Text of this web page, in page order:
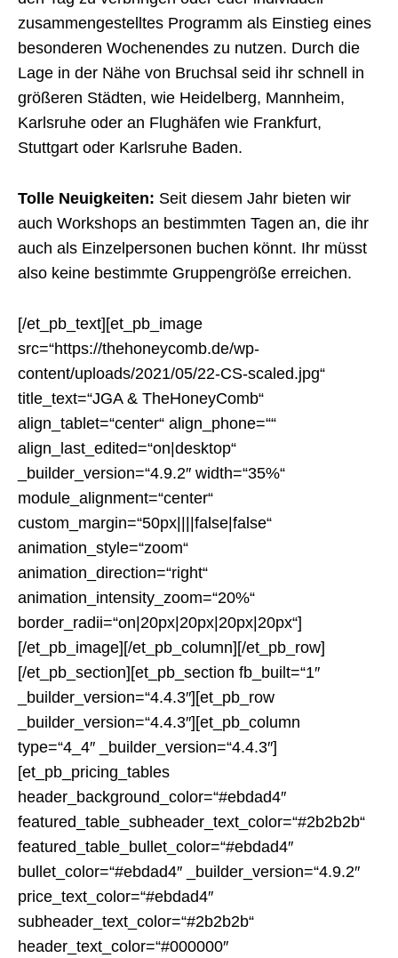
zusammengestelltes Programm als Einstieg eines
besonderen Wochenendes zu nutzen. Durch die
Lage in der Nähe von Bruchsal seid ihr schnell in
größeren Städten, wie Heidelberg, Mannheim,
Karlsruhe oder an Flughäfen wie Frankfurt,
Stuttgart oder Karlsruhe Baden.
Tolle Neuigkeiten: Seit diesem Jahr bieten wir
auch Workshops an bestimmten Tagen an, die ihr
auch als Einzelpersonen buchen könnt. Ihr müsst
also keine bestimmte Gruppengröße erreichen.
[/et_pb_text][et_pb_image
src=“https://thehoneycomb.de/wp-
content/uploads/2021/05/22-CS-scaled.jpg“
title_text=“JGA & TheHoneyComb“
align_tablet=“center“ align_phone=““
align_last_edited=“on|desktop“
_builder_version=“4.9.2″ width=“35%“
module_alignment=“center“
custom_margin=“50px||||false|false“
animation_style=“zoom“
animation_direction=“right“
animation_intensity_zoom=“20%“
border_radii=“on|20px|20px|20px|20px“]
[/et_pb_image][/et_pb_column][/et_pb_row]
[/et_pb_section][et_pb_section fb_built=“1″
_builder_version=“4.4.3″][et_pb_row
_builder_version=“4.4.3″][et_pb_column
type=“4_4″ _builder_version=“4.4.3″]
[et_pb_pricing_tables
header_background_color=“#ebdad4″
featured_table_subheader_text_color=“#2b2b2b“
featured_table_bullet_color=“#ebdad4″
bullet_color=“#ebdad4″ _builder_version=“4.9.2″
price_text_color=“#ebdad4″
subheader_text_color=“#2b2b2b“
header_text_color=“#000000″